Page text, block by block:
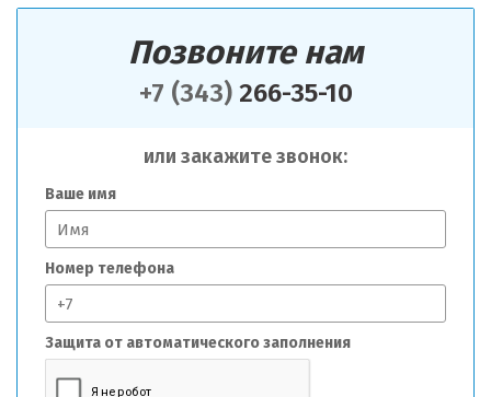
Позвоните нам
+7 (343)266-35-10
или закажите звонок:
Ваше имя
Номер телефона
Защита от автоматического заполнения